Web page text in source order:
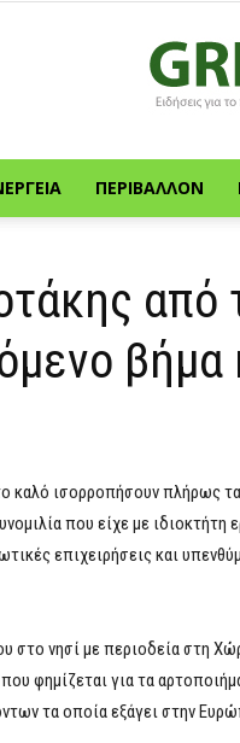
ΠΕΡΙΒΆΛΛΟΝ
από
καλό ισορροπήσουν πλήρως
που είχε με ιδιοκτήτη
επιχειρήσεις και
στο νησί με περιοδεία στη
φημίζεται για τα
τα οποία εξάγει στην